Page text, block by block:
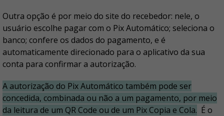
Outra opção é por meio do site do recebedor: nele, o
usuário escolhe pagar com o Pix Automático; seleciona o
banco; confere os dados do pagamento, e é
automaticamente direcionado para o aplicativo da sua
conta para confirmar a autorização.
A autorização do Pix Automático também pode ser
concedida, combinada ou não a um pagamento, por meio
da leitura de um QR Code ou de um Pix Copia e Cola. É o